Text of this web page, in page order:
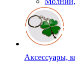
Аксессуары,